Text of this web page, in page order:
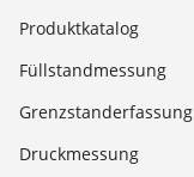
Produktkatalog
Füllstandmessung
Grenzstanderfassung
Druckmessung